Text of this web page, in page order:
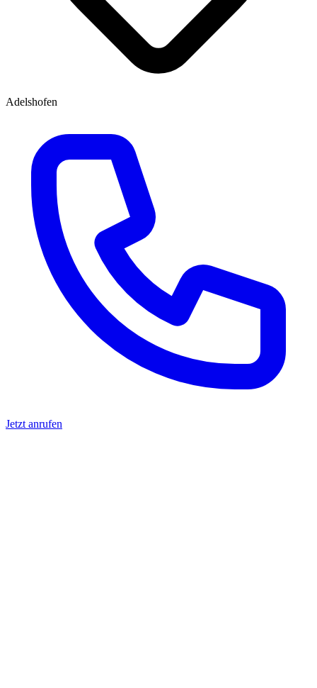
Adelshofen
Jetzt anrufen